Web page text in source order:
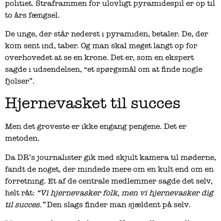
politiet. Straframmen for ulovligt pyramidespil er op til
to års fængsel.
De unge, der står nederst i pyramiden, betaler. De, der
kom sent ind, taber. Og man skal meget langt op for
overhovedet at se en krone. Det er, som en ekspert
sagde i udsendelsen, “et spørgsmål om at finde nogle
fjolser”.
Hjernevasket til succes
Men det groveste er ikke engang pengene. Det er
metoden.
Da DR’s journalister gik med skjult kamera til møderne,
fandt de noget, der mindede mere om en kult end om en
forretning. Et af de centrale medlemmer sagde det selv,
helt råt: “Vi hjernevasker folk, men vi hjernevasker dig
til succes.”Den slags finder man sjældent på selv.